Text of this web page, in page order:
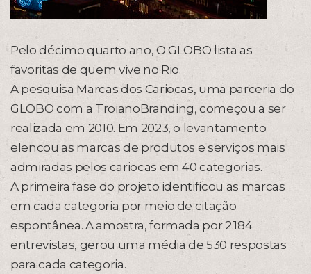
Pelo décimo quarto ano, O GLOBO lista as
favoritas de quem vive no Rio.
A pesquisa Marcas dos Cariocas, uma parceria do
GLOBO com a TroianoBranding, começou a ser
realizada em 2010. Em 2023, o levantamento
elencou as marcas de produtos e serviços mais
admiradas pelos cariocas em 40 categorias.
A primeira fase do projeto identificou as marcas
em cada categoria por meio de citação
espontânea. A amostra, formada por 2.184
entrevistas, gerou uma média de 530 respostas
para cada categoria.